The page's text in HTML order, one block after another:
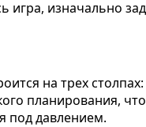
игра, изначально
на трех
планирования,
под давлением.